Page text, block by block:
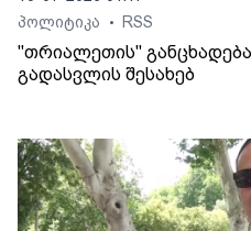
პოლიტიკა
• RSS
"თრიალეთის"
გადასვლის შესახებ